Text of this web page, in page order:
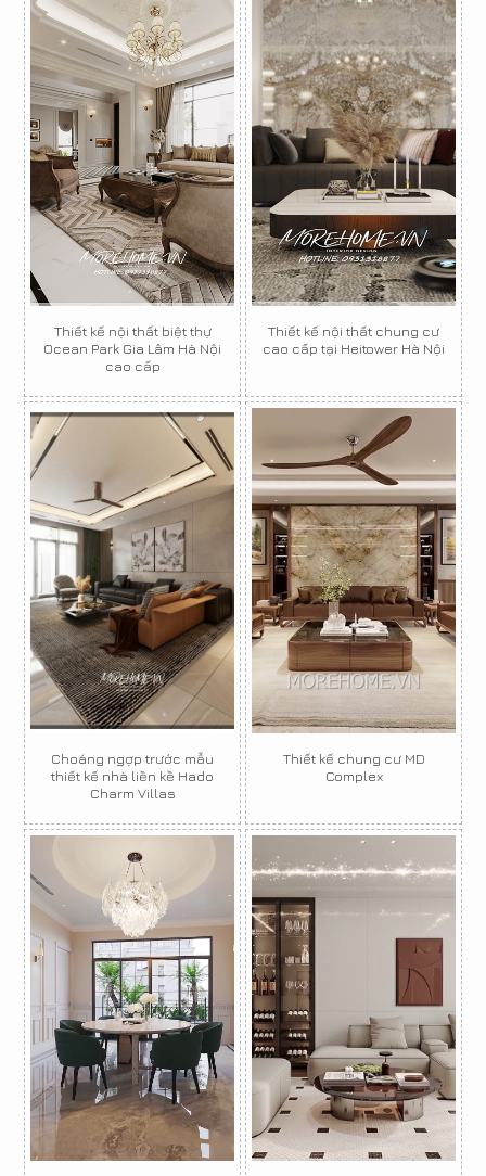
Thiết kế nội thất biệt thự
Ocean Park Gia Lâm Hà Nội
cao cấp
Thiết kế nội thất chung cư
cao cấp tại Heitower Hà Nội
Choáng ngợp trước mẫu
thiết kế nhà liền kề Hado
Charm Villas
Thiết kế chung cư MD
Complex